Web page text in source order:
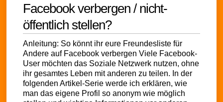
Facebook verbergen / nicht-
öffentlich stellen?
Anleitung: So könnt ihr eure Freundesliste für
Andere auf Facebook verbergen Viele Facebook-
User möchten das Soziale Netzwerk nutzen, ohne
ihr gesamtes Leben mit anderen zu teilen. In der
folgenden Artikel-Serie werde ich erklären, wie
man das eigene Profil so anonym wie möglich